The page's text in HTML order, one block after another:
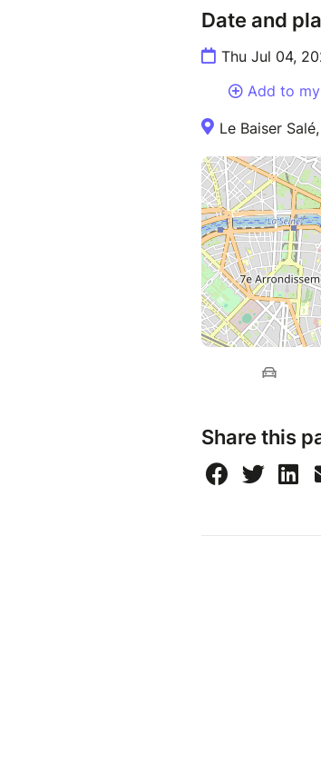
Date and
Thu Jul 04,
Add to
Le Baiser
Share this